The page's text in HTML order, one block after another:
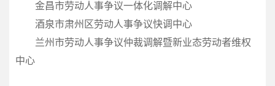
金昌市劳动人事争议一体化调解中心
酒泉市肃州区劳动人事争议快调中心
兰州市劳动人事争议仲裁调解暨新业态劳动者维权
中心